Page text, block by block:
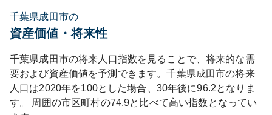
千葉県成田市の
資産価値・将来性
千葉県成田市の将来人口指数を見ることで、将来的な需
要および資産価値を予測できます。千葉県成田市の将来
人口は2020年を100とした場合、30年後に96.2となりま
す。
周囲の市区町村の74.9と比べて高い指数となってい